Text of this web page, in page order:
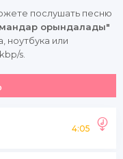
послушать песню
орындалады"
ноутбука или
s.
4:05